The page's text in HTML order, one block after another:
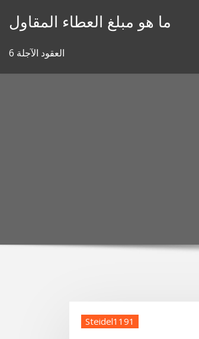
ما هو مبلغ العطاء المقاول
6 العقود الآجلة
Steidel1191